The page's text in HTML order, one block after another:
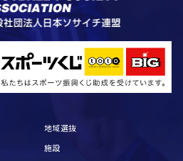
地域選抜
施設